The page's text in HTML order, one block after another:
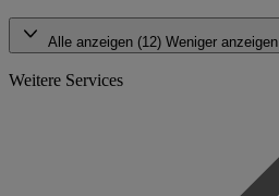
Alle anzeigen (12) Weniger anzeigen
Weitere Services